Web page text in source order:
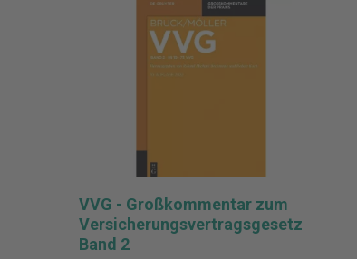
VVG - Großkommentar zum
Versicherungsvertragsgesetz
Band 2